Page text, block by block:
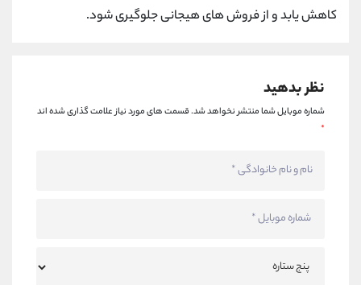
کاهش یابد و از فروش های هیجانی جلوگیری شود.
نظر بدهید
شماره موبایل شما منتشر نخواهد شد.قسمت های مورد نیاز علامت گذاری شده اند
*